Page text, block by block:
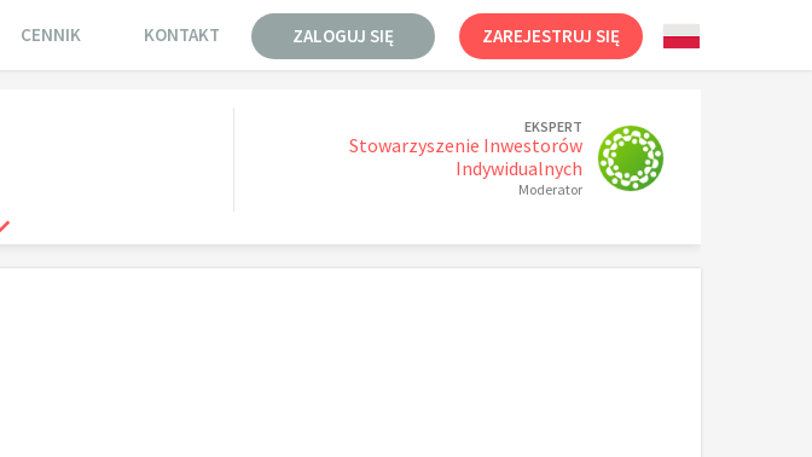
CENNIK KONTAKT ZALOGUJ SIĘ ZAREJESTRUJ SIĘ
EKSPERT
Stowarzyszenie Inwestorów
Indywidualnych
Moderator